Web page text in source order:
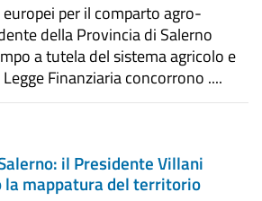
per il comparto agro-
della Provincia di Salerno
a tutela del sistema agricolo e
Finanziaria concorrono ....
il Presidente Villani
la mappatura del territorio